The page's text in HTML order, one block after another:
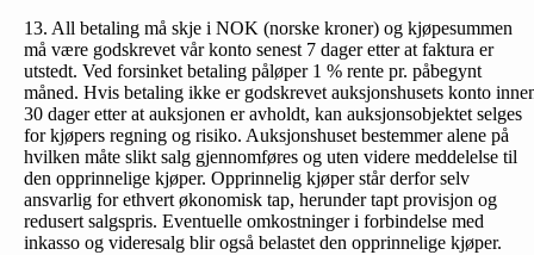
13. All betaling må skje i NOK (norske kroner) og kjøpesummen
må være godskrevet vår konto senest 7 dager etter at faktura er
utstedt. Ved forsinket betaling påløper 1 % rente pr. påbegynt
måned. Hvis betaling ikke er godskrevet auksjonshusets konto
30 dager etter at auksjonen er avholdt, kan auksjonsobjektet selges
for kjøpers regning og risiko. Auksjonshuset bestemmer alene på
hvilken måte slikt salg gjennomføres og uten videre meddelelse til
den opprinnelige kjøper. Opprinnelig kjøper står derfor selv
ansvarlig for ethvert økonomisk tap, herunder tapt provisjon og
redusert salgspris. Eventuelle omkostninger i forbindelse med
inkasso og videresalg blir også belastet den opprinnelige kjøper.